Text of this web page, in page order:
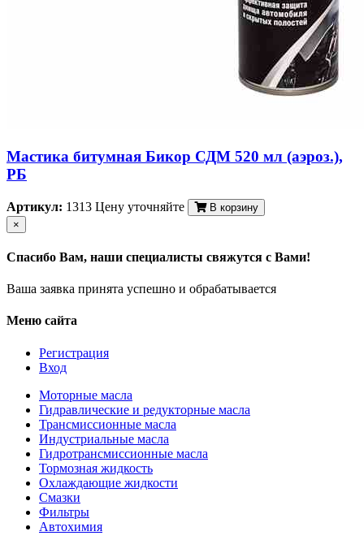
Мастика битумная Бикор СДМ 520 мл (аэроз.),
РБ
Артикул: 1313 Цену уточняйте
В корзину
×
Спасибо Вам, наши специалисты свяжутся с Вами!
Ваша заявка принята успешно и обрабатывается
Меню сайта
Регистрация
Вход
Моторные масла
Гидравлические и редукторные масла
Трансмиссионные масла
Индустриальные масла
Гидротрансмиссионные масла
Тормозная жидкость
Охлаждающие жидкости
Смазки
Фильтры
Автохимия